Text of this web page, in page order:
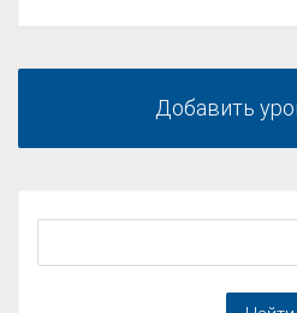
Добавить